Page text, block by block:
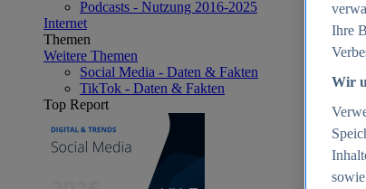
Podcasts - Nutzung 2016-2025
Internet
Themen
Weitere Themen
Social Media - Daten & Fakten
TikTok - Daten & Fakten
Top Report
Ihre
Wir